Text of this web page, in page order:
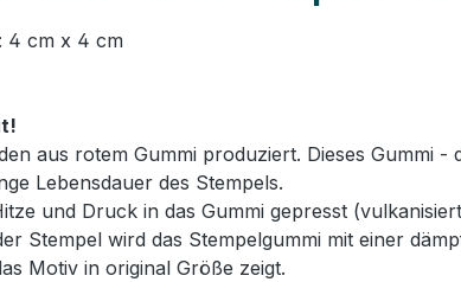
4 cm x 4 cm
aus rotem Gummi produziert. Dieses
Lebensdauer des Stempels.
und Druck in das Gummi gepresst
Stempel wird das Stempelgummi mit einer
Motiv in original Größe zeigt.